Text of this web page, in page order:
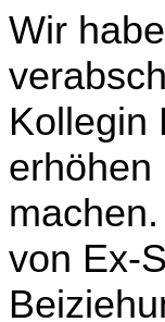
Wir
Kollegin
erhöhen
von Ex-